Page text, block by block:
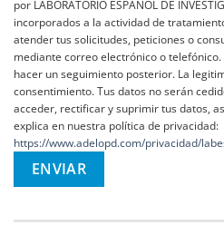
por LABORATORIO ESPAÑOL DE
incorporados a la actividad de
atender tus solicitudes, peticiones o
mediante correo electrónico o
hacer un seguimiento posterior. La
consentimiento. Tus datos no serán
acceder, rectificar y suprimir tus datos,
explica en nuestra política de privacidad:
https://www.adelopd.com/privacidad/